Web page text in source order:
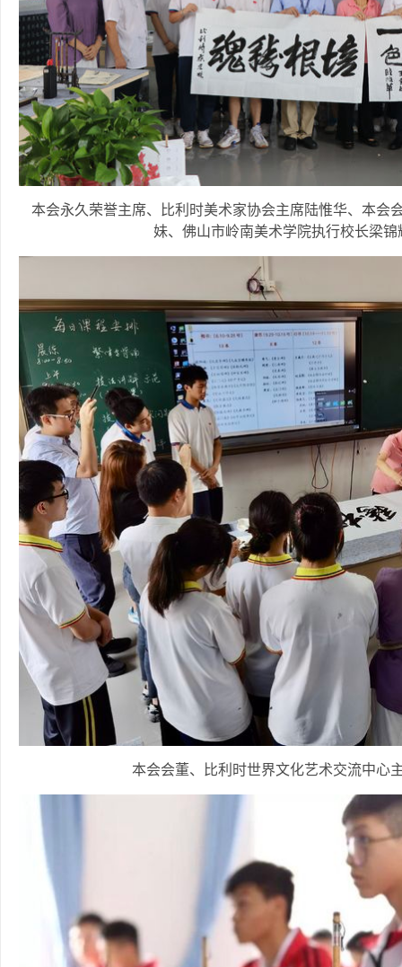
本会永久荣誉主席、比利时美术家协会主席陆惟华、本会
妹、佛山市岭南美术学院执行校长梁
本会会董、比利时世界文化艺术交流中心